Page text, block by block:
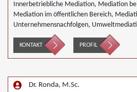
Innerbetriebliche Mediation, Mediation
Mediation im öffentlichen Bereich,
Unternehmensnachfolgen,
Forstwirtschaft Agrar, Wirtschaftsmediation
KONTAKT PROFIL
Dr. Ronda, M.Sc.